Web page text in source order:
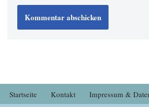
Startseite Kontakt Impressum &